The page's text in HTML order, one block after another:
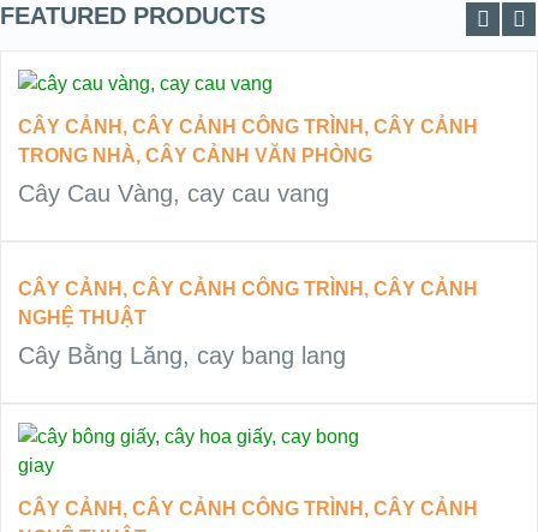
FEATURED PRODUCTS
QUICK LOOK
VIEW DETAILS
ĐỌC TIẾP
CÂY CẢNH , CÂY CẢNH CÔNG TRÌNH , CÂY CẢNH
TRONG NHÀ, CÂY CẢNH VĂN PHÒNG
Cây Cau Vàng, cay cau vang
CÂY CẢNH , CÂY CẢNH CÔNG TRÌNH , CÂY CẢNH
NGHỆ THUẬT
Cây Bằng Lăng, cay bang lang
CÂY CẢNH , CÂY CẢNH CÔNG TRÌNH , CÂY CẢNH